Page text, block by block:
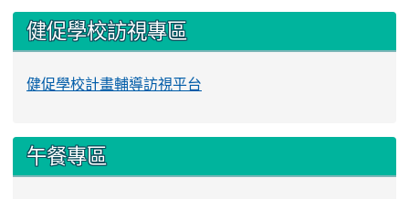
健促學校訪視專區
健促學校計畫輔導訪視平台
午餐專區